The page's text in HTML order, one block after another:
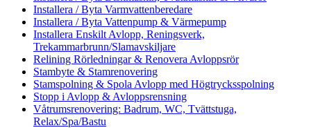
Installera / Byta Varmvattenberedare
Installera / Byta Vattenpump & Värmepump
Installera Enskilt Avlopp, Reningsverk,
Trekammarbrunn/Slamavskiljare
Relining Rörledningar & Renovera Avloppsrör
Stambyte & Stamrenovering
Stamspolning & Spola Avlopp med Högtrycksspolning
Stopp i Avlopp & Avloppsrensning
Våtrumsrenovering: Badrum, WC, Tvättstuga,
Relax/Spa/Bastu